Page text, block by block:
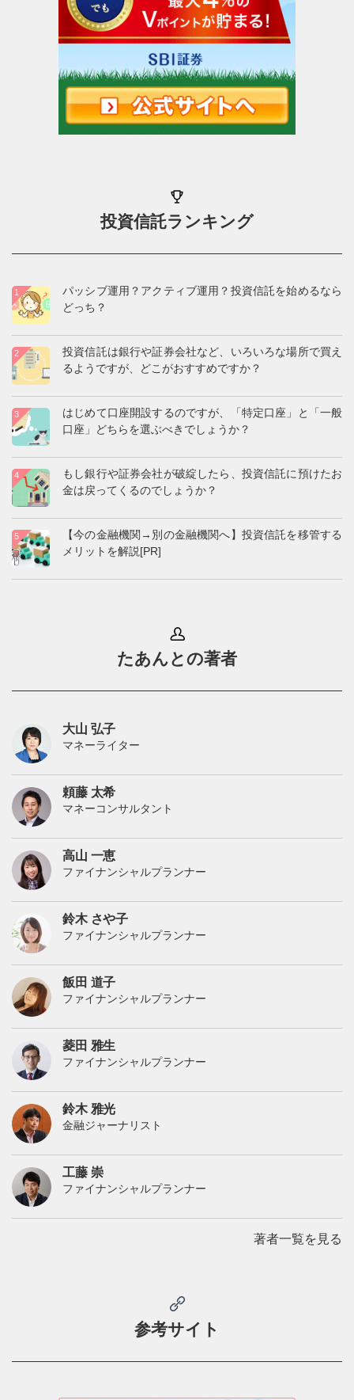
投資信託ランキング
パッシブ運用？アクティブ運用？投資信託を始めるなら
どっち？
投資信託は銀行や証券会社など、いろいろな場所で買え
るようですが、どこがおすすめですか？
はじめて口座開設するのですが、「特定口座」と「一般
口座」どちらを選ぶべきでしょうか？
もし銀行や証券会社が破綻したら、投資信託に預けたお
金は戻ってくるのでしょうか？
【今の金融機関→別の金融機関へ】投資信託を移管する
メリットを解説[PR]
たあんとの著者
大山 弘子
マネーライター
頼藤 太希
マネーコンサルタント
高山 一恵
ファイナンシャルプランナー
鈴木 さや子
ファイナンシャルプランナー
飯田 道子
ファイナンシャルプランナー
菱田 雅生
ファイナンシャルプランナー
鈴木 雅光
金融ジャーナリスト
工藤 崇
ファイナンシャルプランナー
著者一覧を見る
参考サイト